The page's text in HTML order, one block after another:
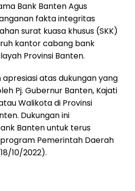
Bank Banten Agus
fakta integritas
surat kuasa khusus (SKK)
kantor cabang bank
Provinsi Banten.
atas dukungan yang
Pj. Gubernur Banten, Kajati
Walikota di Provinsi
Dukungan ini
Banten untuk terus
Pemerintah Daerah
10/2022).